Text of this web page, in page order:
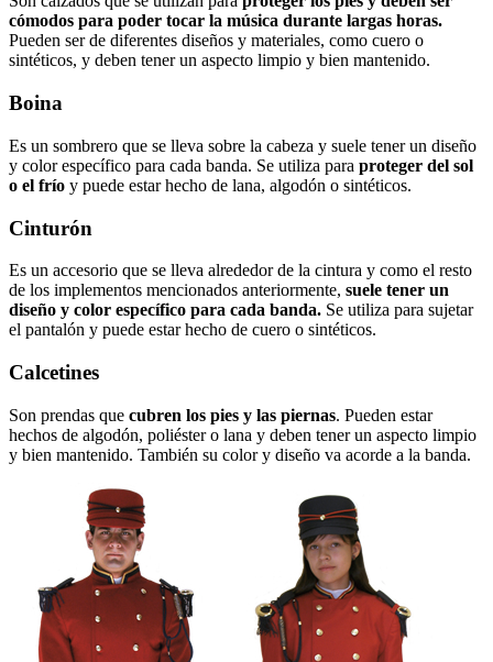
cómodos para poder tocar la música durante largas horas.
Pueden ser de diferentes diseños y materiales, como cuero o
sintéticos, y deben tener un aspecto limpio y bien mantenido.
Boina
Es un sombrero que se lleva sobre la cabeza y suele tener un diseño
y color específico para cada banda. Se utiliza para proteger del sol
o el frío y puede estar hecho de lana, algodón o sintéticos.
Cinturón
Es un accesorio que se lleva alrededor de la cintura y como el resto
de los implementos mencionados anteriormente, suele tener un
diseño y color específico para cada banda. Se utiliza para sujetar
el pantalón y puede estar hecho de cuero o sintéticos.
Calcetines
Son prendas que cubren los pies y las piernas. Pueden estar
hechos de algodón, poliéster o lana y deben tener un aspecto limpio
y bien mantenido. También su color y diseño va acorde a la banda.